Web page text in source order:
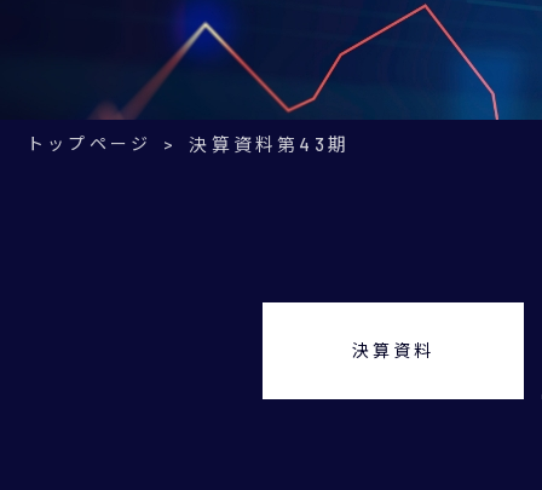
トップページ 決算資料第43期
決算資料